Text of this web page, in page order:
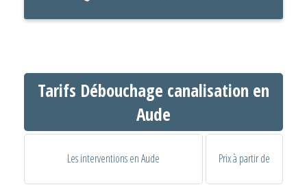
Tarifs Débouchage canalisation en
Aude
Les interventions en Aude Prix à partir de